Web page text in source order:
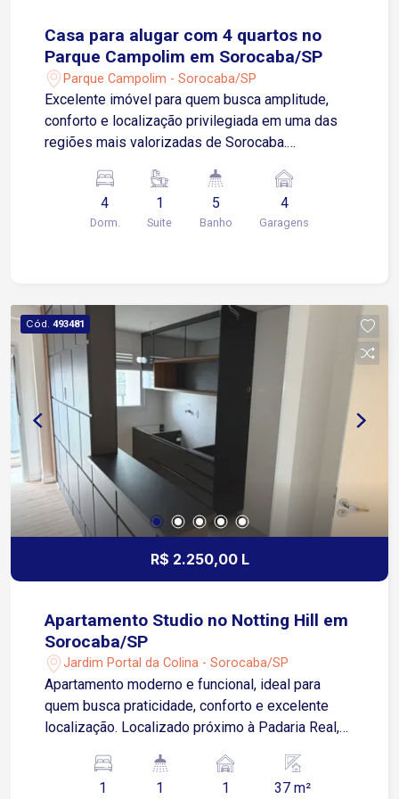
Casa para alugar com 4 quartos no
Parque Campolim em Sorocaba/SP
Parque Campolim - Sorocaba/SP
Excelente imóvel para quem busca amplitude,
conforto e localização privilegiada em uma das
regiões mais valorizadas de Sorocaba.
metros da Avenida Antônio Carlos Comitre, na
altura do McDonald`s. Próxima ao Colégio Anglo
Sorocaba, Oba Hortifruti, bancos, farmácias, pista
hidromassagem Sala de estar Sala de TV
Cozinha Área de serviço 4 banheiros sociais Área
de lazer: Espaço gourmet com churrasqueira
Piscina Banheiro de apoio à piscina Garagem: 2
vagas cobertas 2 vagas descobertas Imóvel
ideal para quem busca conforto, privacidade e
excelente estrutura para receber família e
amigos. Agende sua visita!
4
Dorm.
1
Suite
5
Banho
4
Garagens
Cód. 493481
R$ 2.250,00 L
Apartamento Studio no Notting Hill em
Sorocaba/SP
Jardim Portal da Colina - Sorocaba/SP
Apartamento moderno e funcional, ideal para
quem busca praticidade, conforto e excelente
localização. Localizado próximo à Padaria Real,
escolas, farmácias e diversos comércios e
serviços. Sobre o imóvel: 1 Quarto Ambientes
1 1 1 37 m²